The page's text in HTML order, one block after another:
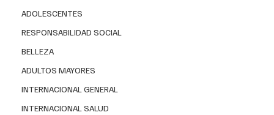
ADOLESCENTES
RESPONSABILIDAD SOCIAL
BELLEZA
ADULTOS MAYORES
INTERNACIONAL GENERAL
INTERNACIONAL SALUD